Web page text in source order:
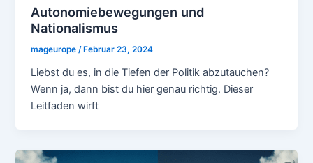
Autonomiebewegungen und
Nationalismus
mageurope/ Februar 23, 2024
Liebst du es, in die Tiefen der Politik abzutauchen?
Wenn ja, dann bist du hier genau richtig. Dieser
Leitfaden wirft